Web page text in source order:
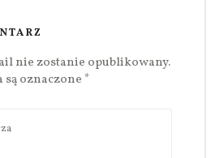
nie zostanie opublikowany.
są oznaczone *